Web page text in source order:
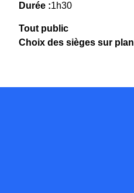
Durée :1h30
Tout public
Choix des sièges sur plan